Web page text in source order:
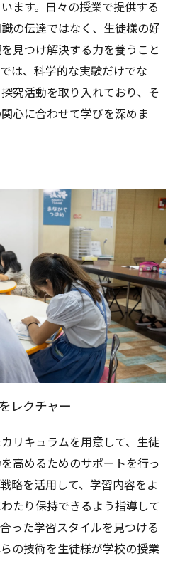
ます。日々の授業で提供する
の伝達ではなく、生徒様の好
見つけ解決する力を養うこと
は、科学的な実験だけでな
究活動を取り入れており、そ
心に合わせて学びを深めま
レクチャー
リキュラムを用意して、生徒
高めるためのサポートを行っ
略を活用して、学習内容をよ
たり保持できるよう指導して
った学習スタイルを見つける
の技術を生徒様が学校の授業